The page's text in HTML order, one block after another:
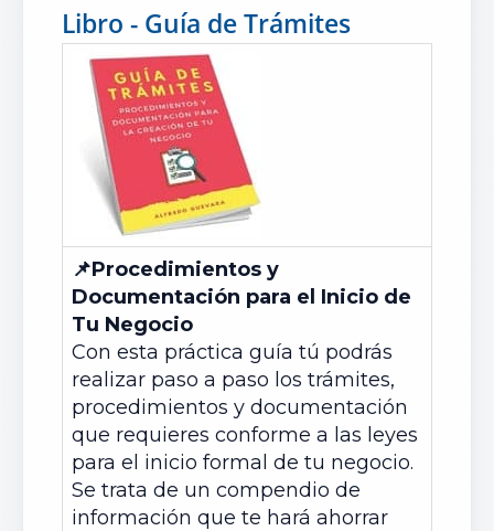
Libro - Guía de Trámites
📌Procedimientos y
Documentación para el Inicio de
Tu Negocio
Con esta práctica guía tú podrás
realizar paso a paso los trámites,
procedimientos y documentación
que requieres conforme a las leyes
para el inicio formal de tu negocio.
Se trata de un compendio de
información que te hará ahorrar